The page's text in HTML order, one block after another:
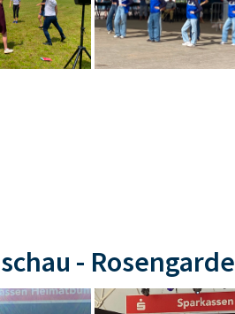
- Rosengarde